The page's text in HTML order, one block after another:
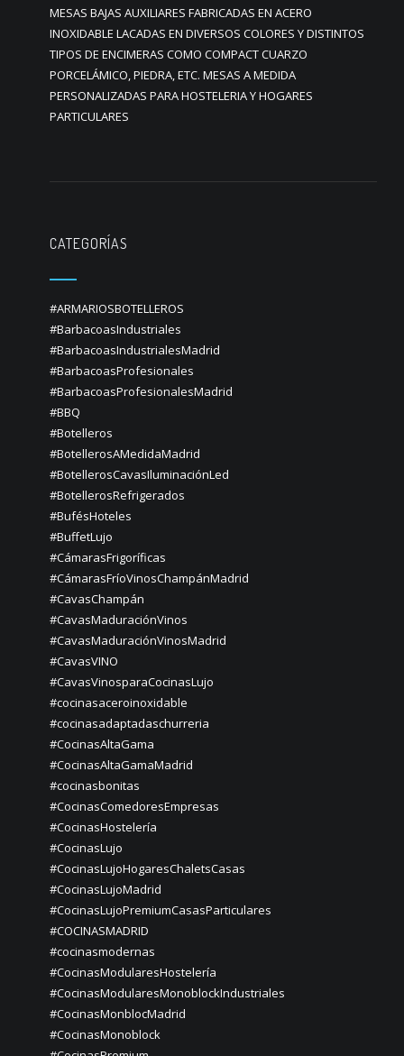
MESAS BAJAS AUXILIARES FABRICADAS EN ACERO
INOXIDABLE LACADAS EN DIVERSOS COLORES Y DISTINTOS
TIPOS DE ENCIMERAS COMO COMPACT CUARZO
PORCELÁMICO, PIEDRA, ETC. MESAS A MEDIDA
PERSONALIZADAS PARA HOSTELERIA Y HOGARES
PARTICULARES
CATEGORÍAS
#ARMARIOSBOTELLEROS
#BarbacoasIndustriales
#BarbacoasIndustrialesMadrid
#BarbacoasProfesionales
#BarbacoasProfesionalesMadrid
#BBQ
#Botelleros
#BotellerosAMedidaMadrid
#BotellerosCavasIluminaciónLed
#BotellerosRefrigerados
#BufésHoteles
#BuffetLujo
#CámarasFrigoríficas
#CámarasFríoVinosChampánMadrid
#CavasChampán
#CavasMaduraciónVinos
#CavasMaduraciónVinosMadrid
#CavasVINO
#CavasVinosparaCocinasLujo
#cocinasaceroinoxidable
#cocinasadaptadaschurreria
#CocinasAltaGama
#CocinasAltaGamaMadrid
#cocinasbonitas
#CocinasComedoresEmpresas
#CocinasHostelería
#CocinasLujo
#CocinasLujoHogaresChaletsCasas
#CocinasLujoMadrid
#CocinasLujoPremiumCasasParticulares
#COCINASMADRID
#cocinasmodernas
#CocinasModularesHostelería
#CocinasModularesMonoblockIndustriales
#CocinasMonblocMadrid
#CocinasMonoblock